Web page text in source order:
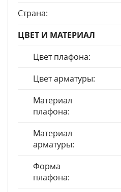
Страна:
ЦВЕТ И МАТЕРИАЛ
Цвет плафона:
Цвет арматуры:
Материал
плафона:
Материал
арматуры:
Форма
плафона: